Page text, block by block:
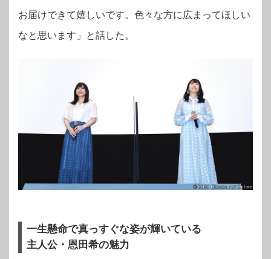
お届けできて嬉しいです。色々な方に広まってほしい
なと思います」と話した。
一生懸命で真っすぐな姿が輝いている
主人公・恩田希の魅力